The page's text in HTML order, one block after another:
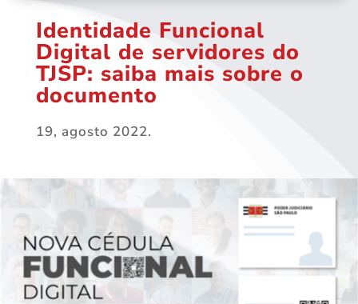
Identidade Funcional
Digital de servidores do
TJSP: saiba mais sobre o
documento
19, agosto 2022.